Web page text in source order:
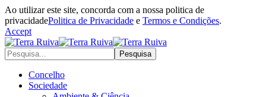
Ao utilizar este site, concorda com a nossa politica de
privacidadePolitica de Privacidade e Termos e Condições.
Accept
Concelho
Sociedade